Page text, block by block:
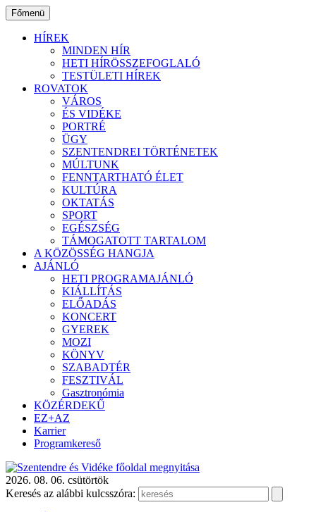
Ugrás
a
tartalomhoz
Főmenü
HÍREK
MINDEN HÍR
HETI HÍRÖSSZEFOGLALÓ
TESTÜLETI HÍREK
ROVATOK
VÁROS
ÉS VIDÉKE
PORTRÉ
ÜGY
SZENTENDREI TÖRTÉNETEK
MÚLTUNK
FENNTARTHATÓ ÉLET
KULTÚRA
OKTATÁS
SPORT
EGÉSZSÉG
TÁMOGATOTT TARTALOM
A KÖZÖSSÉG HANGJA
AJÁNLÓ
HETI PROGRAMAJÁNLÓ
KIÁLLÍTÁS
ELŐADÁS
KONCERT
GYEREK
MOZI
KÖNYV
SZABADTÉR
FESZTIVÁL
Gasztronómia
KÖZÉRDEKŰ
EZ+AZ
Karrier
Programkereső
2026. 08. 06. csütörtök
Keresés az alábbi kulcsszóra: